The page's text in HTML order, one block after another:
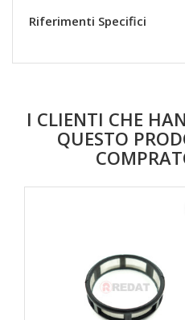
Riferimenti Specifici
I CLIENTI CHE
QUESTO